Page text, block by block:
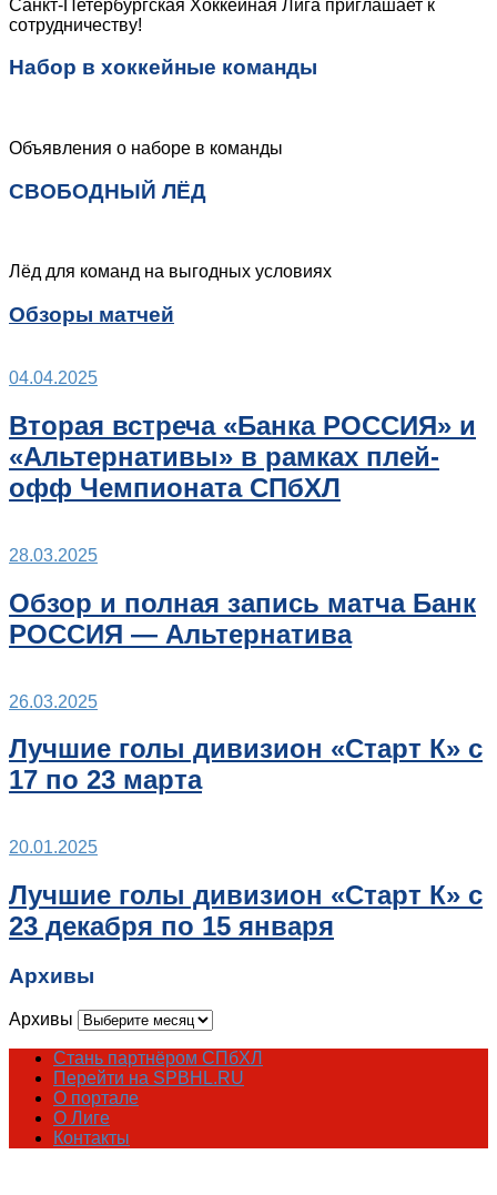
Санкт-Петербургская Хоккейная Лига приглашает к
сотрудничеству!
Набор в хоккейные команды
Объявления о наборе в команды
СВОБОДНЫЙ ЛЁД
Лёд для команд на выгодных условиях
Обзоры матчей
04.04.2025
Вторая встреча «Банка РОССИЯ» и
«Альтернативы» в рамках плей-
офф Чемпионата СПбХЛ
28.03.2025
Обзор и полная запись матча Банк
РОССИЯ — Альтернатива
26.03.2025
Лучшие голы дивизион «Старт К» с
17 по 23 марта
20.01.2025
Лучшие голы дивизион «Старт К» с
23 декабря по 15 января
Архивы
Архивы
Стань партнёром СПбХЛ
Перейти на SPBHL.RU
О портале
О Лиге
Контакты